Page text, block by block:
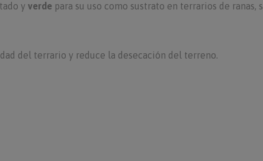
y verde para su uso como sustrato en terrarios de ranas,
del terrario y reduce la desecación del terreno.